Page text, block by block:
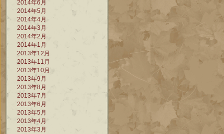
2014年6月
2014年5月
2014年4月
2014年3月
2014年2月
2014年1月
2013年12月
2013年11月
2013年10月
2013年9月
2013年8月
2013年7月
2013年6月
2013年5月
2013年4月
2013年3月